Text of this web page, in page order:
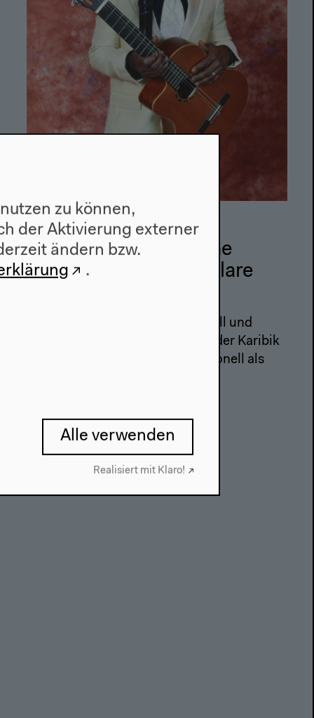
16.1.2016
Tobago Crusoe and the
Kalypso Katz: We Declare
Nachrichten über Hitler, Churchill und
Montgomery im Songformat: In der Karibik
funktionierte der Calypso traditionell als
zu können,
der Aktivierung externer
ändern bzw.
.
Alle verwenden
Realisiert mit Klaro!